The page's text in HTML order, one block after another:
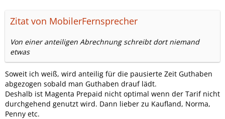
Zitat von MobilerFernsprecher
Von einer anteiligen Abrechnung schreibt dort niemand
etwas
Soweit ich weiß, wird anteilig für die pausierte Zeit Guthaben
abgezogen sobald man Guthaben drauf lädt.
Deshalb ist Magenta Prepaid nicht optimal wenn der Tarif nicht
durchgehend genutzt wird. Dann lieber zu Kaufland, Norma,
Penny etc.